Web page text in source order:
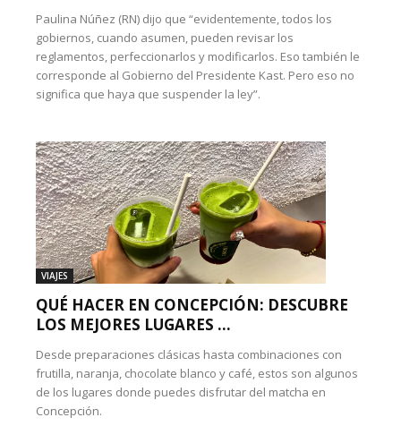
Paulina Núñez (RN) dijo que “evidentemente, todos los
gobiernos, cuando asumen, pueden revisar los
reglamentos, perfeccionarlos y modificarlos. Eso también le
corresponde al Gobierno del Presidente Kast. Pero eso no
significa que haya que suspender la ley”.
VIAJES
QUÉ HACER EN CONCEPCIÓN: DESCUBRE
LOS MEJORES LUGARES ...
Desde preparaciones clásicas hasta combinaciones con
frutilla, naranja, chocolate blanco y café, estos son algunos
de los lugares donde puedes disfrutar del matcha en
Concepción.